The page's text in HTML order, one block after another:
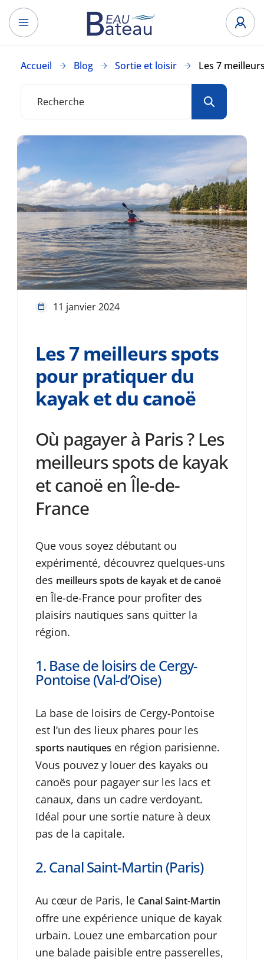
Accueil Blog Sortie et loisir Les 7
11 janvier 2024
Les 7 meilleurs spots
pour pratiquer du
kayak et du canoë
Où pagayer à Paris ? Les
meilleurs spots de kayak
et canoë en Île-de-
France
Que vous soyez débutant ou
expérimenté, découvrez quelques-uns
des meilleurs spots de kayak et de canoë
en Île-de-France pour profiter des
plaisirs nautiques sans quitter la
région.
1. Base de loisirs de Cergy-
Pontoise (Val-d’Oise)
La base de loisirs de Cergy-Pontoise
est l’un des lieux phares pour les
sports nautiques en région parisienne.
Vous pouvez y louer des kayaks ou
canoës pour pagayer sur les lacs et
canaux, dans un cadre verdoyant.
Idéal pour une sortie nature à deux
pas de la capitale.
2. Canal Saint-Martin (Paris)
Au cœur de Paris, le Canal Saint-Martin
offre une expérience unique de kayak
urbain. Louez une embarcation pour
une balade paisible entre passerelles,